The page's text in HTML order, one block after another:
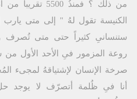
من ذلك ؟ فمنذُ
الكنيسة تقول لهُ " إلى متى يارب
ستنسانىِ كثيراً حتى متى
روعة المزمور فىِ الأحد الأول
صرخة الإنسان لإشتياقهُ لمجىء
أنا فىِ ظُلمة أتصرّف لا يوجد